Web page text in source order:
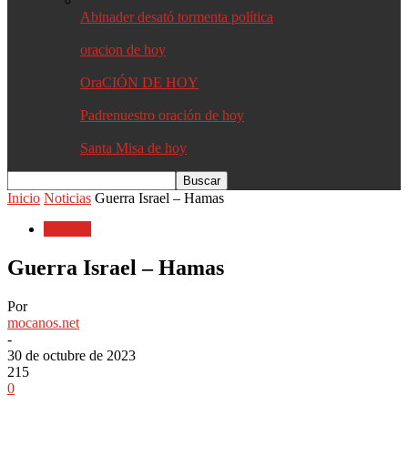
Abinader desató tormenta política
oracion de hoy
OraCIÓN DE HOY
Padrenuestro oración de hoy
Santa Misa de hoy
Inicio Noticias Guerra Israel – Hamas
Guerra Israel – Hamas
Por
mocanos.net
-
30 de octubre de 2023
215
0